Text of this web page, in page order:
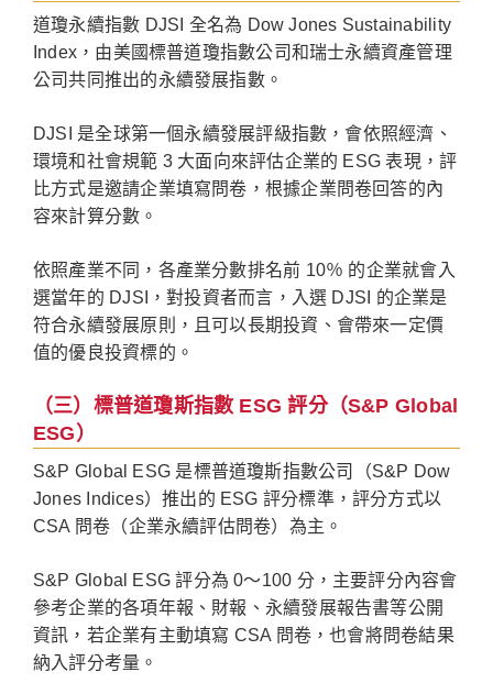
道瓊永續指數 DJSI 全名為 Dow Jones Sustainability
Index，由美國標普道瓊指數公司和瑞士永續資產管理
公司共同推出的永續發展指數。
DJSI 是全球第一個永續發展評級指數，會依照經濟、
環境和社會規範 3 大面向來評估企業的 ESG 表現，評
比方式是邀請企業填寫問卷，根據企業問卷回答的內
容來計算分數。
依照產業不同，各產業分數排名前 10％ 的企業就會入
選當年的 DJSI，對投資者而言，入選 DJSI 的企業是
符合永續發展原則，且可以長期投資、會帶來一定價
值的優良投資標的。
（三）標普道瓊斯指數 ESG 評分（S&P Global
ESG）
S&P Global ESG 是標普道瓊斯指數公司（S&P Dow
Jones Indices）推出的 ESG 評分標準，評分方式以
CSA 問卷（企業永續評估問卷）為主。
S&P Global ESG 評分為 0～100 分，主要評分內容會
參考企業的各項年報、財報、永續發展報告書等公開
資訊，若企業有主動填寫 CSA 問卷，也會將問卷結果
納入評分考量。